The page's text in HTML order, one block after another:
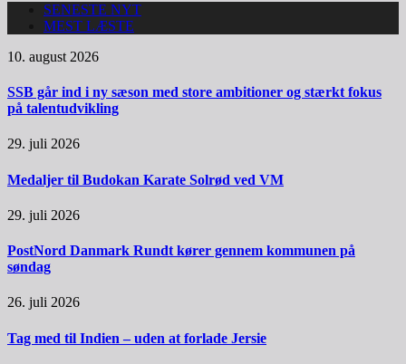
SENESTE NYT
MEST LÆSTE
10. august 2026
SSB går ind i ny sæson med store ambitioner og stærkt fokus
på talentudvikling
29. juli 2026
Medaljer til Budokan Karate Solrød ved VM
29. juli 2026
PostNord Danmark Rundt kører gennem kommunen på
søndag
26. juli 2026
Tag med til Indien – uden at forlade Jersie